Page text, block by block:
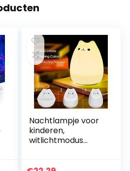
Nachtlampje voor
kinderen,
witlichtmodus